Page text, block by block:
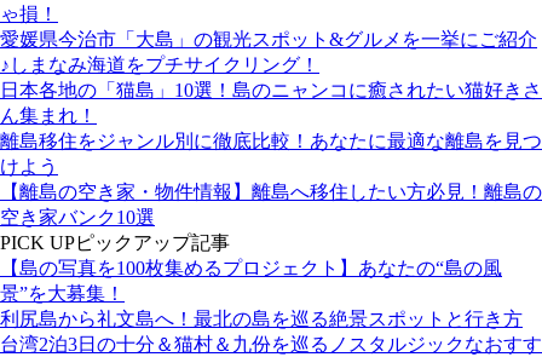
ゃ損！
愛媛県今治市「大島」の観光スポット&グルメを一挙にご紹介
♪しまなみ海道をプチサイクリング！
日本各地の「猫島」10選！島のニャンコに癒されたい猫好きさ
ん集まれ！
離島移住をジャンル別に徹底比較！あなたに最適な離島を見つ
けよう
【離島の空き家・物件情報】離島へ移住したい方必見！離島の
空き家バンク10選
PICK UPピックアップ記事
【島の写真を100枚集めるプロジェクト】あなたの“島の風
景”を大募集！
利尻島から礼文島へ！最北の島を巡る絶景スポットと行き方
台湾2泊3日の十分＆猫村＆九份を巡るノスタルジックなおすす